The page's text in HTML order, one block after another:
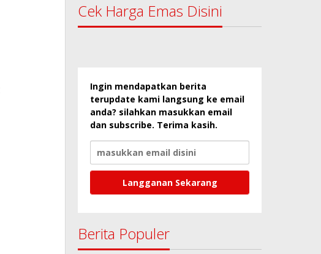
Cek Harga Emas Disini
Ingin mendapatkan berita
terupdate kami langsung ke email
anda? silahkan masukkan email
dan subscribe. Terima kasih.
Berita Populer